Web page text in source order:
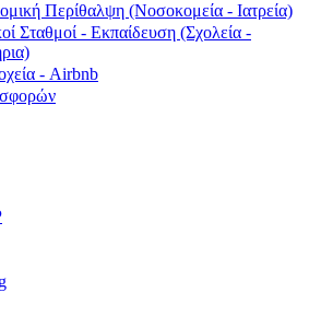
Περίθαλψη (Νοσοκομεία - Ιατρεία)
Σταθμοί - Εκπαίδευση (Σχολεία -
- Airbnb